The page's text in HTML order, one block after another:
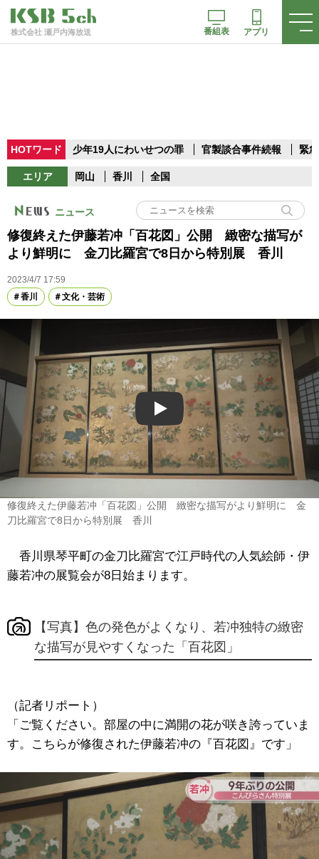
株式会社 瀬戸内海放送 番組表 アプリ
HOTワード 少年19人にわいせつの罪 官製談合事件続報 緊
エリア 岡山 香川 全国
ニュース
修復終えた伊藤若冲「百花図」公開 緻密な描写が
より鮮明に 金刀比羅宮で8日から特別展 香川
2023/4/7 17:59
香川
文化・芸術
Play
修復終えた伊藤若冲「百花図」公開 緻密な描写がより鮮明に 金
刀比羅宮で8日から特別展 香川
香川県琴平町の金刀比羅宮で江戸時代の人気絵師・伊
藤若冲の展覧会が8日始まります。
【写真】色の発色がよくなり、若冲独特の緻密
な描写が見やすくなった「百花図」
（記者リポート）
「ご覧ください。部屋の中に満開の花が咲き誇っていま
す。こちらが修復された伊藤若冲の『百花図』です」